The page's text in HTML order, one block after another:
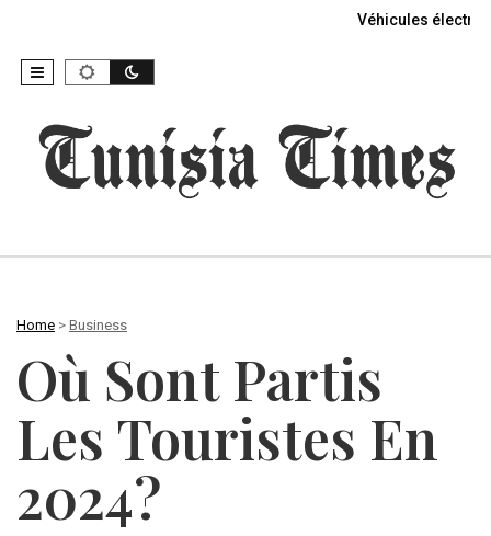
Véhicules
Home > Business
Où Sont Partis
Les Touristes En
2024?